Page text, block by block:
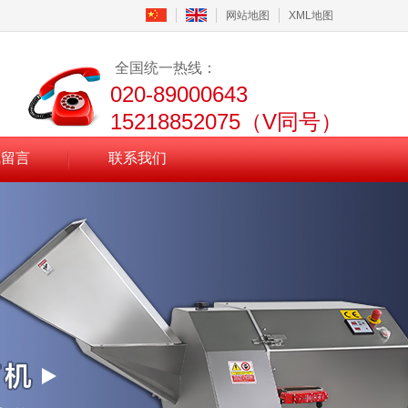
网站地图 XML地图
全国统一热线：
020-89000643
15218852075（V同号）
言 联系我们